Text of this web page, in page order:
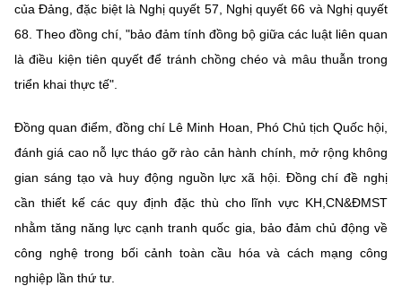
của Đảng, đặc biệt là Nghị quyết 57, Nghị quyết 66 và Nghị quyết
68. Theo đồng chí, "bảo đảm tính đồng bộ giữa các luật liên quan
là điều kiện tiên quyết để tránh chồng chéo và mâu thuẫn trong
triển khai thực tế".
Đồng quan điểm, đồng chí Lê Minh Hoan, Phó Chủ tịch Quốc hội,
đánh giá cao nỗ lực tháo gỡ rào cản hành chính, mở rộng không
gian sáng tạo và huy động nguồn lực xã hội. Đồng chí đề nghị
cần thiết kế các quy định đặc thù cho lĩnh vực KH,CN&ĐMST
nhằm tăng năng lực cạnh tranh quốc gia, bảo đảm chủ động về
công nghệ trong bối cảnh toàn cầu hóa và cách mạng công
nghiệp lần thứ tư.